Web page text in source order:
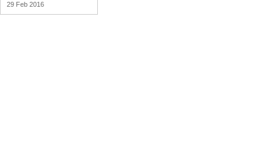
29 Feb 2016